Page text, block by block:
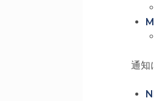
通知